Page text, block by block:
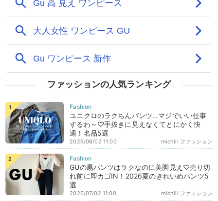
ファッションの人気ランキング
ユニクロのラクちんパンツ…マジでいい仕事
するわ～♡手抜きに見えなくてとにかく快
適！名品5選
michill ファッション
2026/08/02 11:00
GUの黒パンツはラクなのに美脚見え♡売り切
れ前に即カゴIN！2026夏のきれいめパンツ5
選
michill ファッション
2026/07/02 11:00